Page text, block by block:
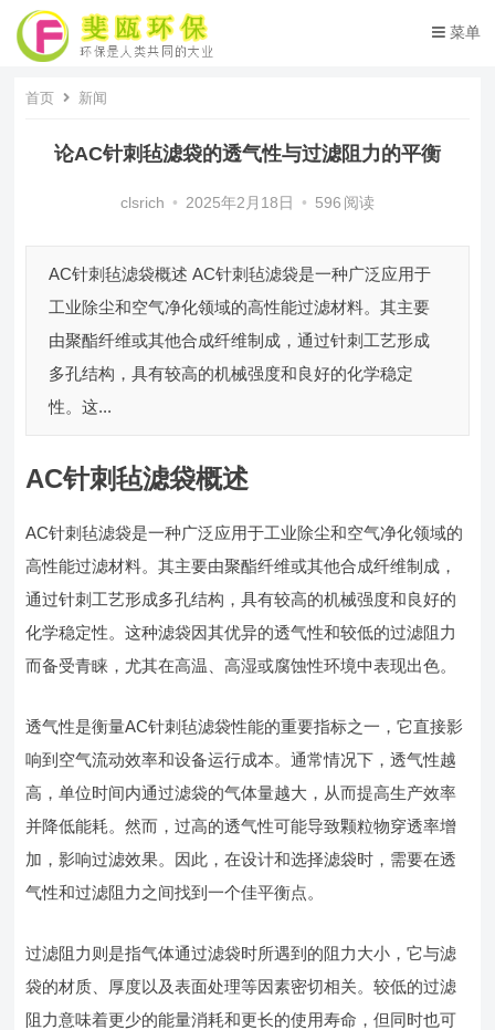
菜单
首页 新闻
论AC针刺毡滤袋的透气性与过滤阻力的平衡
clsrich • 2025年2月18日 • 596 阅读
AC针刺毡滤袋概述 AC针刺毡滤袋是一种广泛应用于
工业除尘和空气净化领域的高性能过滤材料。其主要
由聚酯纤维或其他合成纤维制成，通过针刺工艺形成
多孔结构，具有较高的机械强度和良好的化学稳定
性。这...
AC针刺毡滤袋概述
AC针刺毡滤袋是一种广泛应用于工业除尘和空气净化领域的
高性能过滤材料。其主要由聚酯纤维或其他合成纤维制成，
通过针刺工艺形成多孔结构，具有较高的机械强度和良好的
化学稳定性。这种滤袋因其优异的透气性和较低的过滤阻力
而备受青睐，尤其在高温、高湿或腐蚀性环境中表现出色。
透气性是衡量AC针刺毡滤袋性能的重要指标之一，它直接影
响到空气流动效率和设备运行成本。通常情况下，透气性越
高，单位时间内通过滤袋的气体量越大，从而提高生产效率
并降低能耗。然而，过高的透气性可能导致颗粒物穿透率增
加，影响过滤效果。因此，在设计和选择滤袋时，需要在透
气性和过滤阻力之间找到一个佳平衡点。
过滤阻力则是指气体通过滤袋时所遇到的阻力大小，它与滤
袋的材质、厚度以及表面处理等因素密切相关。较低的过滤
阻力意味着更少的能量消耗和更长的使用寿命，但同时也可